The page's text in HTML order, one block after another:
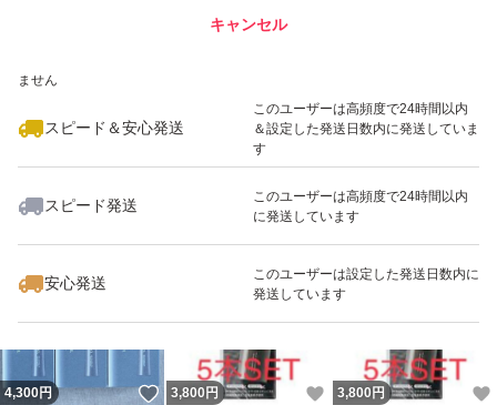
ません
スピード＆安心発送
このユーザーは高頻度で24時間以内
＆設定した発送日数内に発送していま
す
スピード発送
このユーザーは高頻度で24時間以内
に発送しています
安心発送
このユーザーは設定した発送日数内に
発送しています
キャンセル
いいね！
3,500
4,300円 いいね！
3,800 円 いいね！
3,800 円